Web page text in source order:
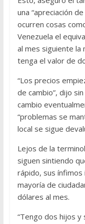
una “apreciación
ocurren cosas
Venezuela el
al mes siguiente la
tenga el valor de
“Los precios
de cambio”, dijo
cambio
“problemas se
local se sigue
Lejos de la
siguen sintiendo
rápido, sus ínfimos
mayoría de
dólares al mes.
“Tengo dos hijos y